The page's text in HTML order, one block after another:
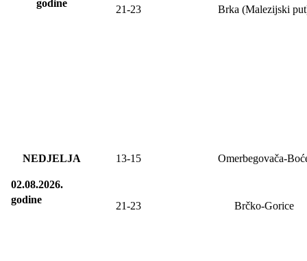
godine
21-23 Brka (Malezijski
NEDJELJA
02.08.2026.
godine
13-15 Omerbegovača-
21-23 Brčko-Gorice